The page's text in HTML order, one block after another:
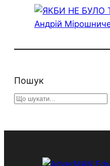
Пошук
S